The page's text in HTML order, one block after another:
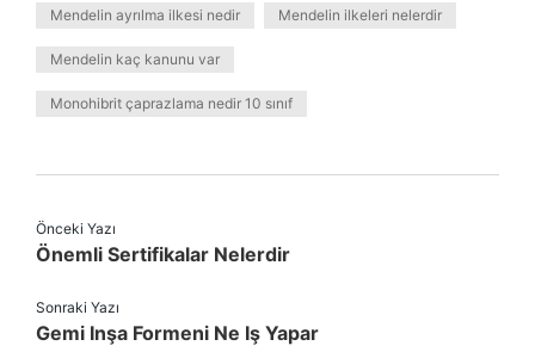
Mendelin ayrılma ilkesi nedir Mendelin ilkeleri nelerdir
Mendelin kaç kanunu var
Monohibrit çaprazlama nedir 10 sınıf
Önceki Yazı
Önemli Sertifikalar Nelerdir
Sonraki Yazı
Gemi Inşa Formeni Ne Iş Yapar